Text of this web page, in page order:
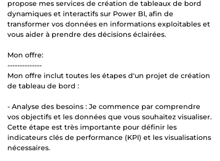
propose mes services de création de tableaux de bord
dynamiques et interactifs sur Power BI, afin de
transformer vos données en informations exploitables et
vous aider à prendre des décisions éclairées.
Mon offre:
--------------
Mon offre inclut toutes les étapes d'un projet de création
de tableau de bord :
- Analyse des besoins : Je commence par comprendre
vos objectifs et les données que vous souhaitez visualiser.
Cette étape est très importante pour définir les
indicateurs clés de performance (KPI) et les visualisations
nécessaires.